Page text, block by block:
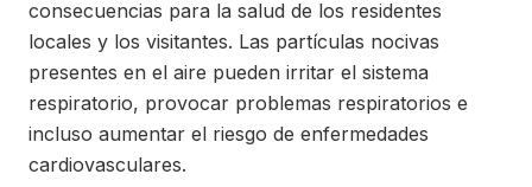
consecuencias para la salud de los residentes
locales y los visitantes. Las partículas nocivas
presentes en el aire pueden irritar el sistema
respiratorio, provocar problemas respiratorios e
incluso aumentar el riesgo de enfermedades
cardiovasculares.